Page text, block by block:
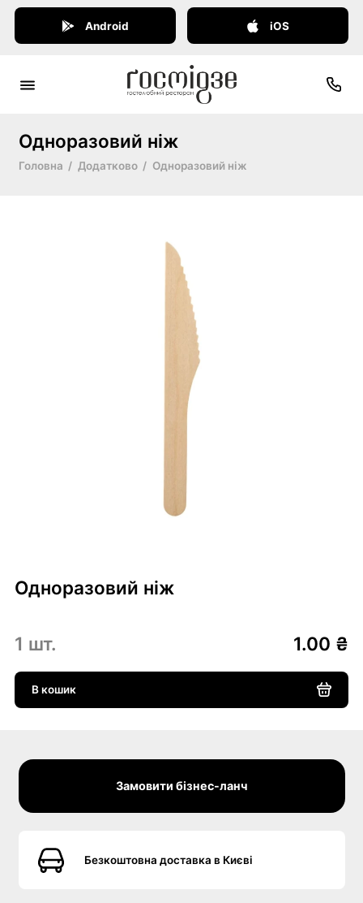
Android iOS
Одноразовий ніж
Головна Додатково Одноразовий ніж
Одноразовий ніж
1 шт. 1.00 ₴
В кошик
Замовити бізнес-ланч
Безкоштовна доставка в Києві